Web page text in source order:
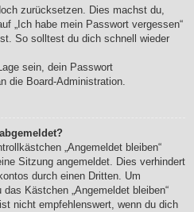
zurücksetzen. Dies machst du,
„Ich habe mein Passwort vergessen“
So solltest du dich schnell wieder
sein, dein Passwort
die Board-Administration.
„Angemeldet bleiben“
Sitzung angemeldet. Dies verhindert
durch einen Dritten. Um
Kästchen „Angemeldet bleiben“
nicht empfehlenswert, wenn du dich